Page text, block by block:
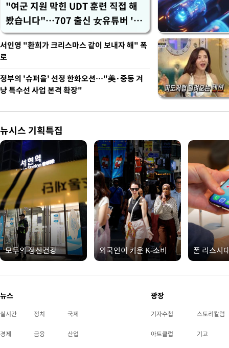
"여군 지원 막힌 UDT 훈련 직접 해
봤습니다"…707 출신 女유튜버 '완
벽 소화'
서인영 "환희가 크리스마스 같이 보내자 해" 폭
로
정부의 '슈퍼을' 선정 한화오션…"美·중동 겨
냥 특수선 사업 본격 확장"
뉴시스 기획특집
모두의 정신건강 외국인이 키운 K-소비 폰 리스시
뉴스
실시간 정치 국제
경제 금융 산업
광장
기자수첩 스토리칼럼
아트클럽 기고